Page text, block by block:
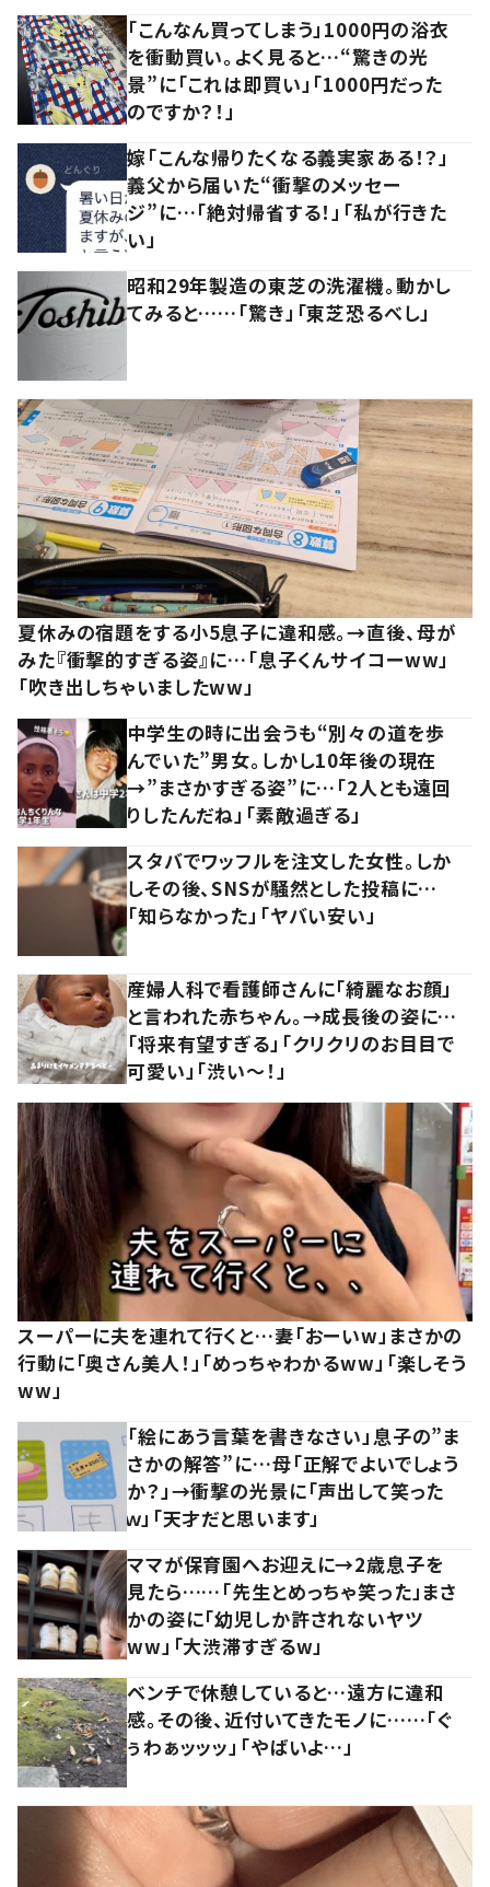
「こんなん買ってしまう」1000円の浴衣
を衝動買い。よく見ると…“驚きの光
景”に「これは即買い」「1000円だった
のですか？！」
嫁「こんな帰りたくなる義実家ある！？」
義父から届いた“衝撃のメッセー
ジ”に…「絶対帰省する！」「私が行きた
い」
昭和29年製造の東芝の洗濯機。動かし
てみると……「驚き」「東芝恐るべし」
夏休みの宿題をする小5息子に違和感。→直後、母が
みた『衝撃的すぎる姿』に…「息子くんサイコーww」
「吹き出しちゃいましたww」
中学生の時に出会うも“別々の道を歩
んでいた”男女。しかし10年後の現在
→”まさかすぎる姿”に…「2人とも遠回
りしたんだね」「素敵過ぎる」
スタバでワッフルを注文した女性。しか
しその後、SNSが騒然とした投稿に…
「知らなかった」「ヤバい安い」
産婦人科で看護師さんに「綺麗なお顔」
と言われた赤ちゃん。→成長後の姿に…
「将来有望すぎる」「クリクリのお目目で
可愛い」「渋い～！」
スーパーに夫を連れて行くと…妻「おーいw」まさかの
行動に「奥さん美人！」「めっちゃわかるww」「楽しそう
ww」
「絵にあう言葉を書きなさい」息子の”ま
さかの解答”に…母「正解でよいでしょう
か？」→衝撃の光景に「声出して笑った
ｗ」「天才だと思います」
ママが保育園へお迎えに→2歳息子を
見たら……「先生とめっちゃ笑った」まさ
かの姿に「幼児しか許されないヤツ
ww」「大渋滞すぎるw」
ベンチで休憩していると…遠方に違和
感。その後、近付いてきたモノに……「ぐ
ぅわぁッッッ」「やばいよ…」